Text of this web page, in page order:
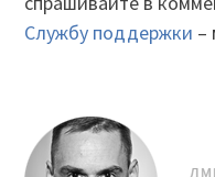
Службу поддержки –